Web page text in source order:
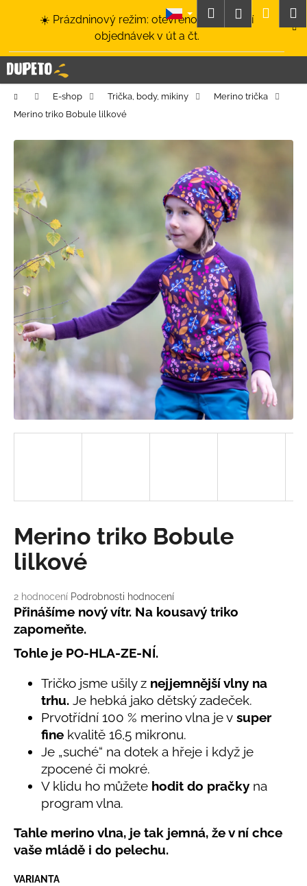
☀️ Prázdninový režim: otevřeno a odesílání
objednávek v út a čt.
HledatPřihlášení
Domů E-shop Trička, body, mikiny
Merino trička
Merino triko Bobule lilkové
Průměrné
hodnocení
je
5,0
z
hvězdiček.
2 hodnocení Podrobnosti hodnocení
Merino triko Bobule
lilkové
Přinášíme nový vítr. Na kousavý triko
zapomeňte.
Tohle je PO-HLA-ZE-NÍ.
Tričko jsme ušily z nejjemnější vlny na
trhu. Je hebká jako dětský zadeček.
Prvotřídní 100 % merino vlna je v super
fine kvalitě 16,5 mikronu.
Je „suché“ na dotek a hřeje i když je
zpocené či mokré.
V klidu ho můžete hodit do pračky na
program vlna.
Tahle merino vlna, je tak jemná, že v ní chce
vaše mládě i do pelechu.
VARIANTA
í
k C
o
p
t
e
b
u
j
t
e
a
j
í
t
?
D
o
p
o
u
č
u
j
e
LETNÍ
RYCHLESCHNOUCÍ
KALHOTY
TYRKYSOVÉ
KORÁLKY